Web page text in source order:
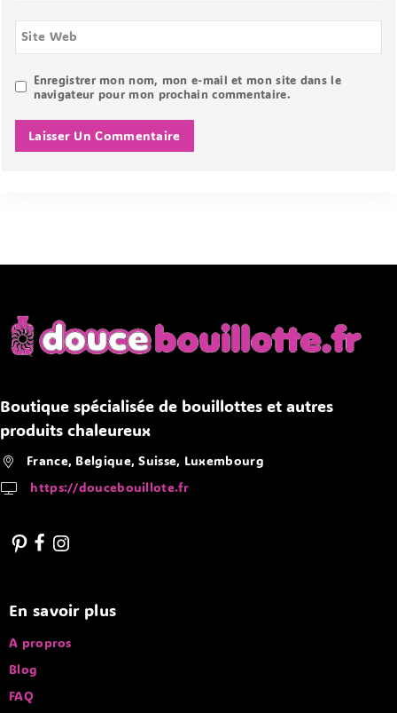
Site Web
Enregistrer mon nom, mon e-mail et mon site dans le
navigateur pour mon prochain commentaire.
Boutique spécialisée de bouillottes et autres
produits chaleureux
France, Belgique, Suisse, Luxembourg
https://doucebouillote.fr
En savoir plus
A propros
Blog
FAQ